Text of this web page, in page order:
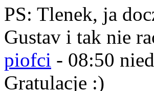
PS: Tlenek, ja
Gustav i tak nie
piofci - 08:50
Gratulacje :)